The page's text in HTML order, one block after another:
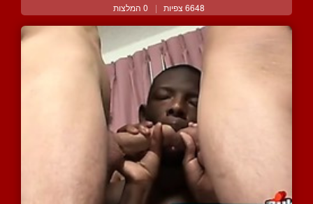
6648 צפיות | 0 המלצות